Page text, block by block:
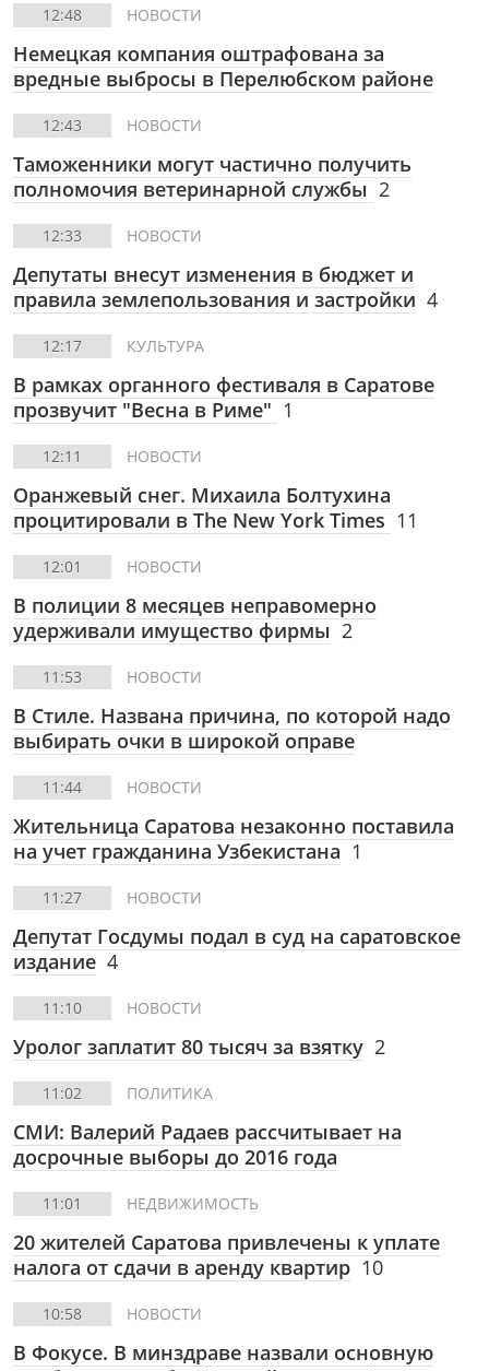
12:48 НОВОСТИ
Немецкая компания оштрафована за
вредные выбросы в Перелюбском районе
12:43 НОВОСТИ
Таможенники могут частично получить
полномочия ветеринарной службы 2
12:33 НОВОСТИ
Депутаты внесут изменения в бюджет и
правила землепользования и застройки 4
12:17 КУЛЬТУРА
В рамках органного фестиваля в Саратове
прозвучит "Весна в Риме" 1
12:11 НОВОСТИ
Оранжевый снег. Михаила Болтухина
процитировали в The New York Times 11
12:01 НОВОСТИ
В полиции 8 месяцев неправомерно
удерживали имущество фирмы 2
11:53 НОВОСТИ
В Стиле. Названа причина, по которой надо
выбирать очки в широкой оправе
11:44 НОВОСТИ
Жительница Саратова незаконно поставила
на учет гражданина Узбекистана 1
11:27 НОВОСТИ
Депутат Госдумы подал в суд на саратовское
издание 4
11:10 НОВОСТИ
Уролог заплатит 80 тысяч за взятку 2
11:02 ПОЛИТИКА
СМИ: Валерий Радаев рассчитывает на
досрочные выборы до 2016 года
11:01 НЕДВИЖИМОСТЬ
20 жителей Саратова привлечены к уплате
налога от сдачи в аренду квартир 10
10:58 НОВОСТИ
В Фокусе. В минздраве назвали основную